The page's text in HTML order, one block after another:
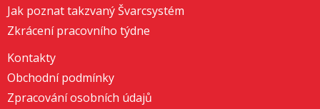
Jak poznat takzvaný Švarcsystém
Zkrácení pracovního týdne
Kontakty
Obchodní podmínky
Zpracování osobních údajů